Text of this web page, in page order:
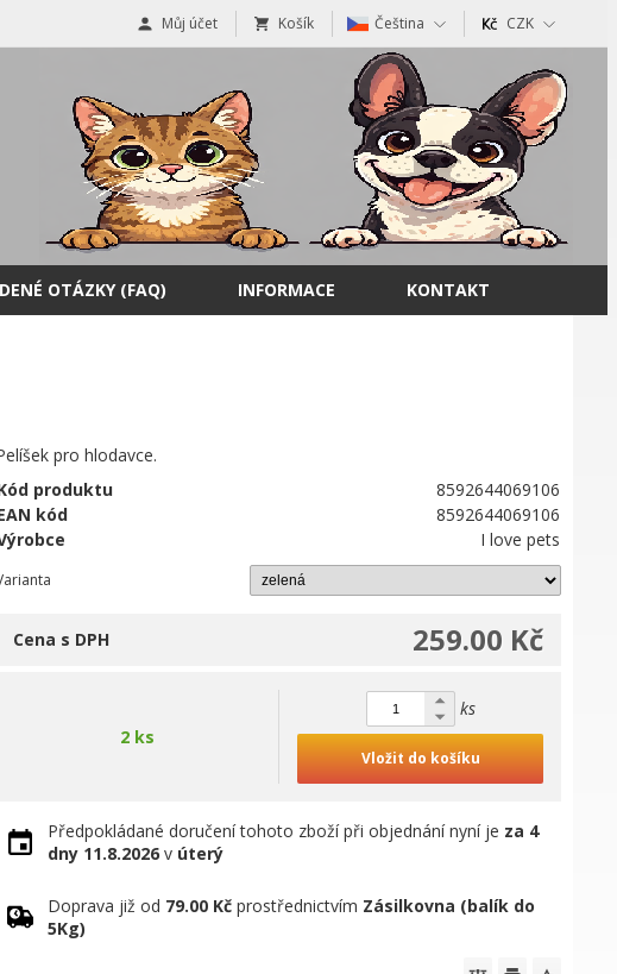
Můj účet Košík Čeština CZK
OTÁZKY (FAQ) INFORMACE KONTAKT
pro hlodavce.
produktu
8592644069106
kód
8592644069106
I love pets
259.00 Kč
Cena s DPH
2 ks
ks
Vložit do košíku
Předpokládané doručení tohoto zboží při objednání nyní je za 4
dny 11.8.2026 v úterý
Doprava již od 79.00 Kč prostřednictvím Zásilkovna (balík do
5Kg)